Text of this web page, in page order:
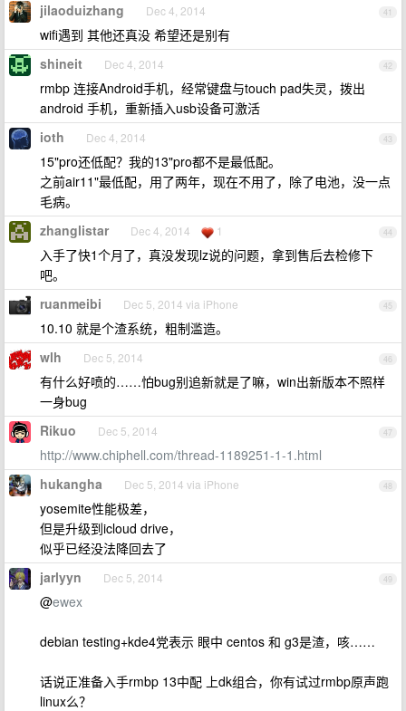
41
jilaoduizhang Dec 4, 2014
wifi遇到 其他还真没 希望还是别有
42
shineit Dec 4, 2014
rmbp 连接Android手机，经常键盘与touch pad失灵，拨出
android 手机，重新插入usb设备可激活
43
ioth Dec 4, 2014
15"pro还低配？我的13"pro都不是最低配。
之前air11"最低配，用了两年，现在不用了，除了电池，没一点
毛病。
44
zhanglistar Dec 4, 2014 1
入手了快1个月了，真没发现lz说的问题，拿到售后去检修下
吧。
45
ruanmeibi Dec 5, 2014 via iPhone
10.10 就是个渣系统，粗制滥造。
46
wlh Dec 5, 2014
有什么好喷的……怕bug别追新就是了嘛，win出新版本不照样
一身bug
47
Rikuo Dec 5, 2014
http://www.chiphell.com/thread-1189251-1-1.html
48
hukangha Dec 5, 2014 via iPhone
yosemite性能极差，
但是升级到icloud drive，
似乎已经没法降回去了
49
jarlyyn Dec 5, 2014
@ewex
debian testing+kde4党表示 眼中 centos 和 g3是渣，咳……
话说正准备入手rmbp 13中配 上dk组合，你有试过rmbp原声跑
linux么？